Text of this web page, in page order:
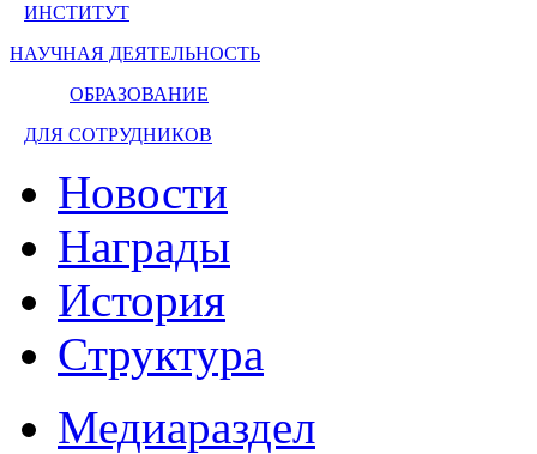
ИНСТИТУТ
НАУЧНАЯ ДЕЯТЕЛЬНОСТЬ
ОБРАЗОВАНИЕ
ДЛЯ СОТРУДНИКОВ
Новости
Награды
История
Структура
Медиараздел